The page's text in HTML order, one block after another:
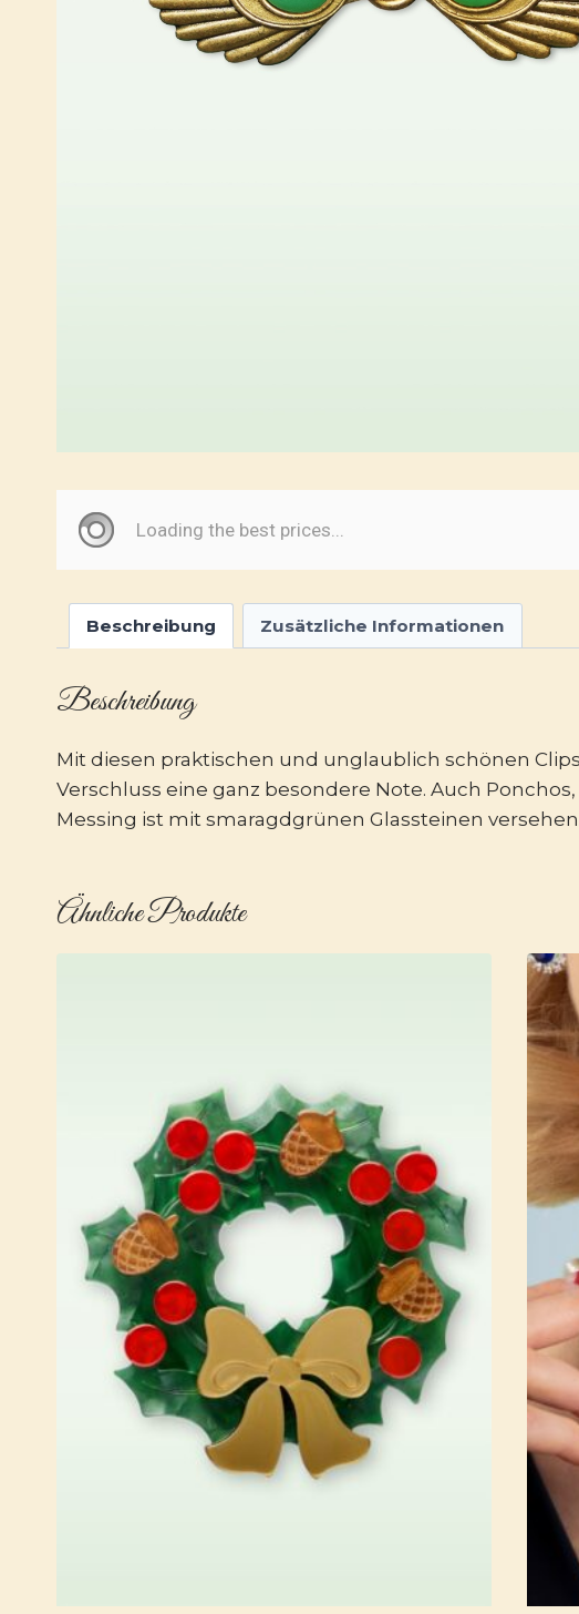
Beschreibung Zusätzliche Informationen
Beschreibung
Mit diesen praktischen und unglaublich schönen
Verschluss eine ganz besondere Note. Auch
Messing ist mit smaragdgrünen Glassteinen
Ähnliche Produkte